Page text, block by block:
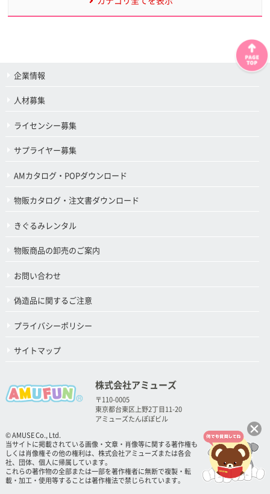
企業情報
人材募集
ライセンシー募集
サプライヤー募集
AMカタログ・POPダウンロード
物販カタログ・注文書ダウンロード
きぐるみレンタル
物販商品の卸売のご案内
お問い合わせ
偽造品に関するご注意
プライバシーポリシー
サイトマップ
株式会社アミューズ
〒110-0005
東京都台東区上野2丁目11-20
アミューズたんぽぽビル
© AMUSE Co., Ltd.
当サイトに掲載されている画像・文章・肖像等に関する著作権も
しくは肖像権その他の権利は、株式会社アミューズまたは各会
社、団体、個人に帰属しています。
これらの著作物の全部または一部を著作権者に無断で複製・転
載・加工・使用等することは著作権法で禁じられています。